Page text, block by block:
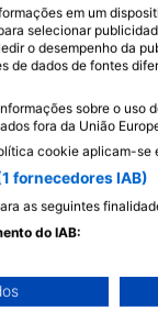
em um
selecionar
o desempenho da
de dados de fontes
sobre o
fora da União
cookie aplicam-
fornecedores IAB)
as seguintes
do IAB:
para selecionar